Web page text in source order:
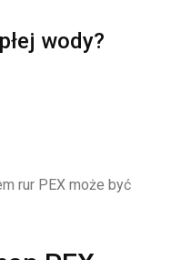
wody?
rur PEX może być